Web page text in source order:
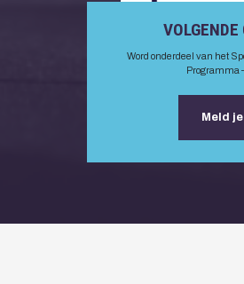
Word onderdeel van het
Programma
Meld